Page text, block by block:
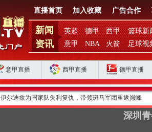
直播首页 加入收藏 广告合作
新闻
资讯
英超 德甲 西甲
篮球新
意甲
NBA 火箭 足球视
意甲直播 西甲直播 德甲直播
伊尔迪兹为国家队失利复仇，带领斑马军团重返巅峰
深圳